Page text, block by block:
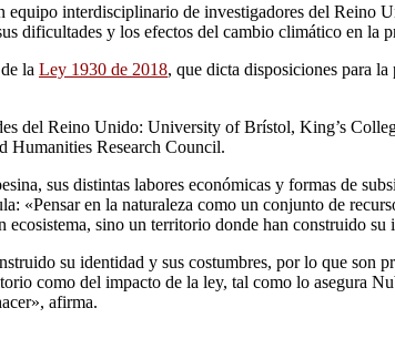
equipo interdisciplinario de investigadores del Reino
dificultades y los efectos del cambio climático en la
la Ley 1930 de 2018, que dicta disposiciones para
del Reino Unido: University of Brístol, King’s
Research Council.
sus distintas labores económicas y formas de
«Pensar en la naturaleza como un conjunto de
ecosistema, sino un territorio donde han construido su
su identidad y sus costumbres, por lo que son
como del impacto de la ley, tal como lo asegura
afirma.